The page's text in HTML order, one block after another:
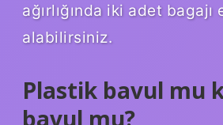
ağırlığında iki adet bagajı
alabilirsiniz.
Plastik bavul mu
bavul mu?